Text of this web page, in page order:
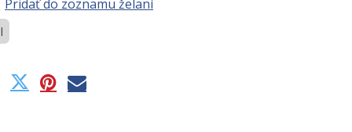
Pridať do zoznamu želaní